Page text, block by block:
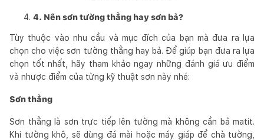
4. Nên sơn tường thẳng hay sơn bả?
Tùy thuộc vào nhu cầu và mục đích của bạn mà đưa ra lựa
chọn cho việc sơn tường thẳng hay bả. Để giúp bạn đưa ra lựa
chọn tốt nhất, hãy tham khảo ngay những đánh giá ưu điểm
và nhược điểm của từng kỹ thuật sơn này nhé:
Sơn thẳng
Sơn thẳng là sơn trực tiếp lên tường mà không cần bả matit.
Khi tường khô, sẽ dùng đá mài hoặc máy giáp để chà tường,